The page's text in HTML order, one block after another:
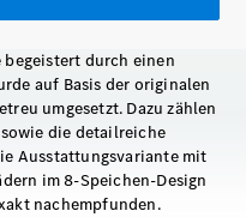
begeistert durch einen
auf Basis der originalen
umgesetzt. Dazu zählen
die detailreiche
Ausstattungsvariante mit
im 8-Speichen-Design
nachempfunden.